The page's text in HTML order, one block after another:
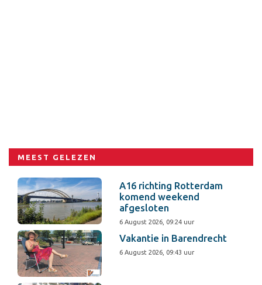
MEEST GELEZEN
A16 richting Rotterdam
komend weekend
afgesloten
6 August 2026, 09:24 uur
Vakantie in Barendrecht
6 August 2026, 09:43 uur